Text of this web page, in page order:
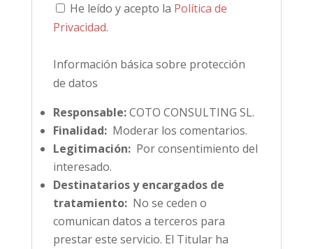
He leído y acepto la Política de
Privacidad.
Información básica sobre protección
de datos
Responsable:COTO CONSULTING SL.
Finalidad:Moderar los comentarios.
Legitimación:Por consentimiento del
interesado.
Destinatarios y encargados de
tratamiento:No se ceden o
comunican datos a terceros para
prestar este servicio. El Titular ha